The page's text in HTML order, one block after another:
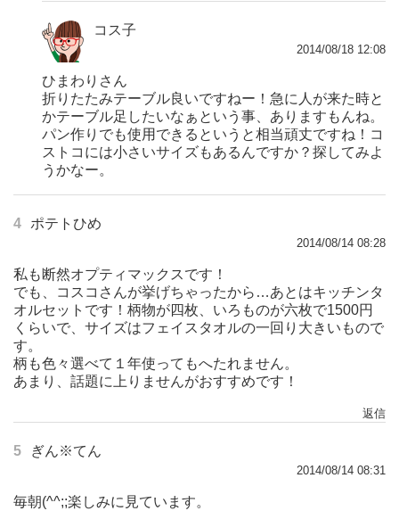
コス子
2014/08/18 12:08
ひまわりさん
折りたたみテーブル良いですねー！急に人が来た時と
かテーブル足したいなぁという事、ありますもんね。
パン作りでも使用できるというと相当頑丈ですね！コ
ストコには小さいサイズもあるんですか？探してみよ
うかなー。
4 ポテトひめ
2014/08/14 08:28
私も断然オプティマックスです！
でも、コスコさんが挙げちゃったから…あとはキッチンタ
オルセットです！柄物が四枚、いろものが六枚で1500円
くらいで、サイズはフェイスタオルの一回り大きいもので
す。
柄も色々選べて１年使ってもへたれません。
あまり、話題に上りませんがおすすめです！
返信
5 ぎん※てん
2014/08/14 08:31
毎朝(^^;;楽しみに見ています。